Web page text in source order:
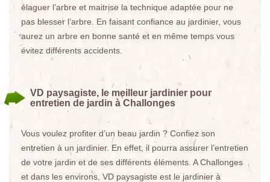
élaguer l’arbre et maitrise la technique adaptée pour ne
pas blesser l’arbre. En faisant confiance au jardinier, vous
aurez un arbre en bonne santé et en même temps vous
évitez différents accidents.
VD paysagiste, le meilleur jardinier pour
entretien de jardin à Challonges
Vous voulez profiter d’un beau jardin ? Confiez son
entretien à un jardinier. En effet, il pourra assurer l’entretien
de votre jardin et de ses différents éléments. A Challonges
et dans les environs, VD paysagiste est le jardinier à